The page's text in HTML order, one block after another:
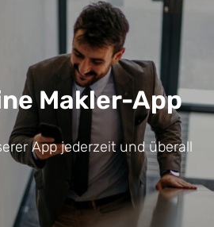
Makler-App
App jederzeit und überall